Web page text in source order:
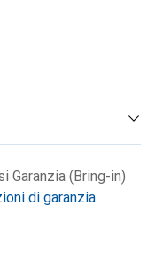
Garanzia (Bring-in)
di garanzia